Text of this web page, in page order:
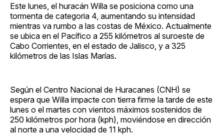
Este lunes, el huracán Willa se posiciona como una
tormenta de categoria 4, aumentando su intensidad
mientras va rumbo a las costas de México. Actualmente
se ubica en el Pacífico a 255 kilómetros al suroeste de
Cabo Corrientes, en el estado de Jalisco, y a 325
kilómetros de las Islas Marías.
Según el Centro Nacional de Huracanes (CNH) se
espera que Willa impacte con tierra firme la tarde de este
lunes o el martes con vientos máximos sostenidos de
250 kilómetros por hora (kph), moviéndose en dirección
al norte a una velocidad de 11 kph.